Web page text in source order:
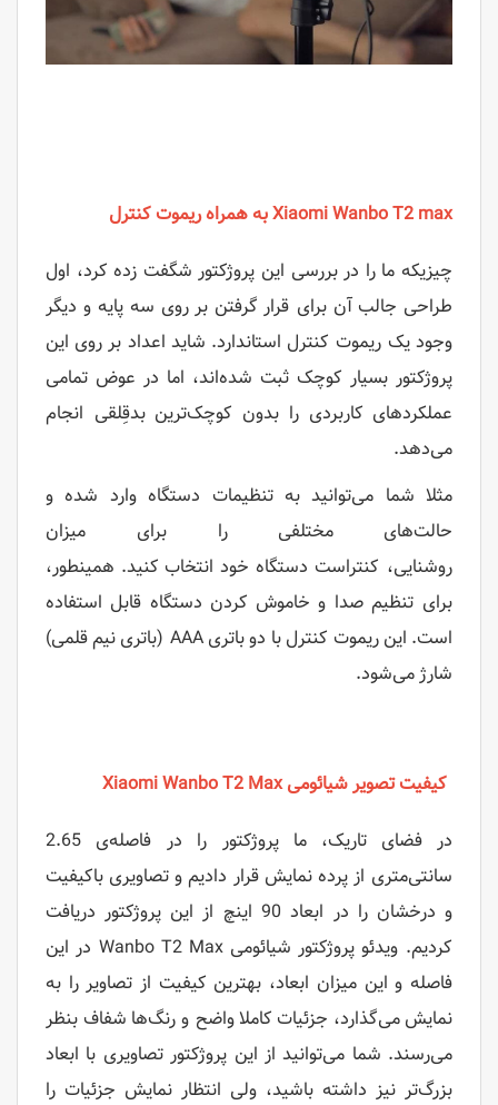
Xiaomi Wanbo T2 max به همراه ریموت کنترل
چیزیکه ما را در بررسی این پروژکتور شگفت زده کرد، اول
طراحی جالب آن برای قرار گرفتن بر روی سه پایه و دیگر
وجود یک ریموت کنترل استاندارد. شاید اعداد بر روی این
پروژکتور بسیار کوچک ثبت شده‌اند، اما در عوض تمامی
عملکردهای کاربردی را بدون کوچک‌ترین بدقِلقی انجام
می‌دهد.
مثلا شما می‌توانید به تنظیمات دستگاه وارد شده و
حالت‌های مختلفی را برای میزان
روشنایی، کنتراست دستگاه خود انتخاب کنید. همینطور،
برای تنظیم صدا و خاموش کردن دستگاه قابل استفاده
است. این ریموت کنترل با دو باتری AAA (باتری نیم قلمی)
شارژ می‌شود.
کیفیت تصویر شیائومی Xiaomi Wanbo T2 Max
در فضای تاریک، ما پروژکتور را در فاصله‌ی 2.65
سانتی‌متری از پرده نمایش قرار دادیم و تصاویری باکیفیت
و درخشان را در ابعاد 90 اینچ از این پروژکتور دریافت
کردیم. ویدئو پروژکتور شیائومی Wanbo T2 Max در این
فاصله و این میزان ابعاد، بهترین کیفیت از تصاویر را به
نمایش می‌گذارد، جزئیات کاملا واضح و رنگ‌ها شفاف بنظر
می‌رسند. شما می‌توانید از این پروژکتور تصاویری با ابعاد
بزرگ‌تر نیز داشته باشید، ولی انتظار نمایش جزئیات را